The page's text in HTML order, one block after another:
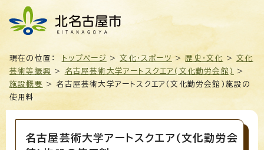
現在の位置： トップページ >文化・スポーツ >歴史・文化 >文化
芸術等振興
> 名古屋芸術大学アートスクエア(文化勤労会館)
>
施設概要
> 名古屋芸術大学アートスクエア(文化勤労会館)施設の
使用料
名古屋芸術大学アートスクエア(文化勤労会